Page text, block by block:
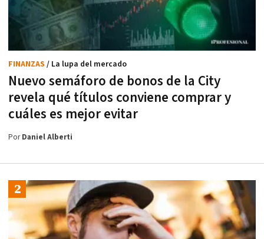
Nuevo semáforo de bonos de la City
revela qué títulos conviene comprar y
cuáles es mejor evitar
FINANZAS / La lupa del mercado
PorDaniel Alberti